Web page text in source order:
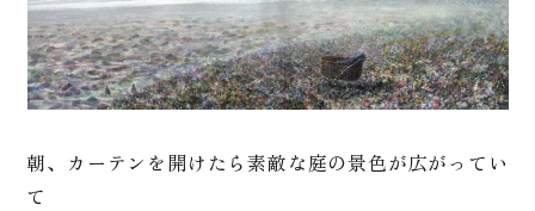
朝、カーテンを開けたら素敵な庭の景色が広がってい
て